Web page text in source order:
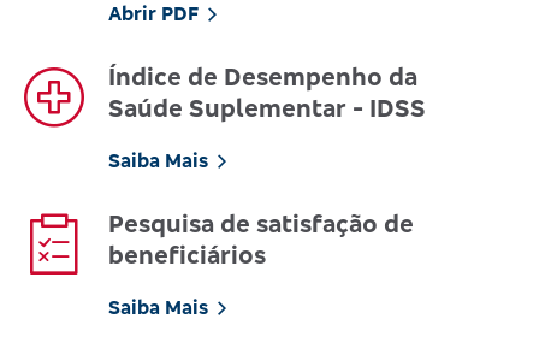
Abrir PDF
Índice de Desempenho da
Saúde Suplementar - IDSS
Saiba Mais
Pesquisa de satisfação de
beneficiários
Saiba Mais